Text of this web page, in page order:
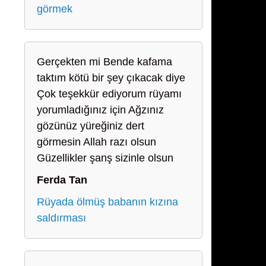
görmek
Gerçekten mi Bende kafama
taktım kötü bir şey çıkacak diye
Çok teşekkür ediyorum rüyamı
yorumladığınız için Ağzınız
gözünüz yüreğiniz dert
görmesin Allah razı olsun
Güzellikler şanş sizinle olsun
Ferda Tan
Rüyada ölmüş babanın kızına
saldırması